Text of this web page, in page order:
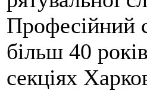
Професійний
більш 40
секціях